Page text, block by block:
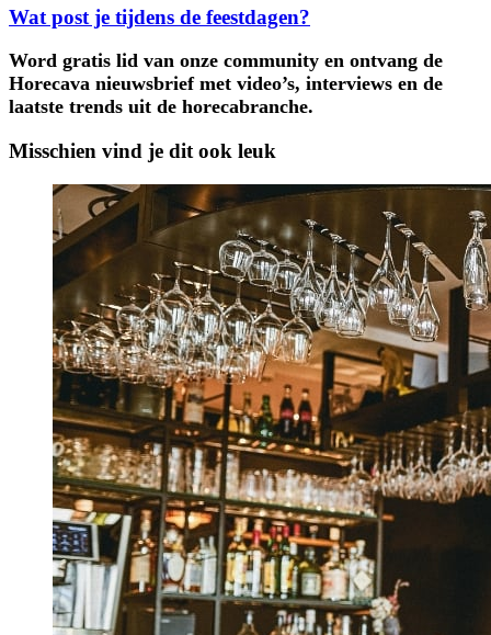
Wat post je tijdens de feestdagen?
Word gratis lid van onze community en ontvang de
Horecava nieuwsbrief met video’s, interviews en de
laatste trends uit de horecabranche.
Misschien vind je dit ook leuk